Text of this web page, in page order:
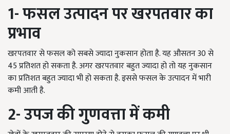
1-फसल उत्पादन पर खरपतवार का
प्रभाव
खरपतवार से फसल को सबसे ज्यादा नुकसान होता है. यह औसतन 30 से
45 प्रतिशत हो सकता है. अगर खरपतवार बहुत ज्यादा हो तो यह नुकसान
का प्रतिशत बहुत ज्यादा भी हो सकता है. इससे फसल के उत्पादन में भारी
कमी आती है.
2-उपज की गुणवत्ता में कमी